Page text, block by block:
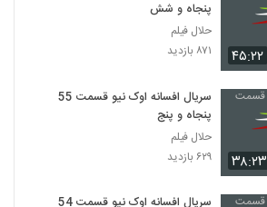
۸۶۵ بازدید
قسمت 56 افسانه اوک نیو دوبله فارسی شبکه3
۴۵:۲۲
پنجاه و شش
حلال فیلم
۸۷۱ بازدید
۳۸:۲۳
سریال افسانه اوک نیو قسمت 55
پنجاه و پنج
حلال فیلم
۶۲۹ بازدید
سریال افسانه اوک نیو قسمت 54